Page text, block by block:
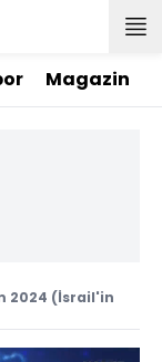
Magazin
2024 (İsrail'in